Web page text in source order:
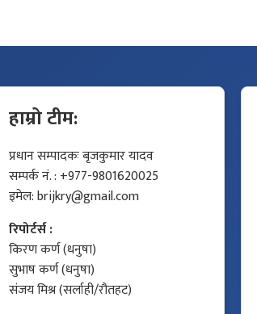
हाम्रो टीम:
प्रधान सम्पादकः बृजकुमार यादव
सम्पर्क नं. : +977-9801620025
इमेल:brijkry@gmail.com
रिपोर्टर्स :
किरण कर्ण (धनुषा)
सुभाष कर्ण (धनुषा)
संजय मिश्र (सर्लाही/रौतहट)